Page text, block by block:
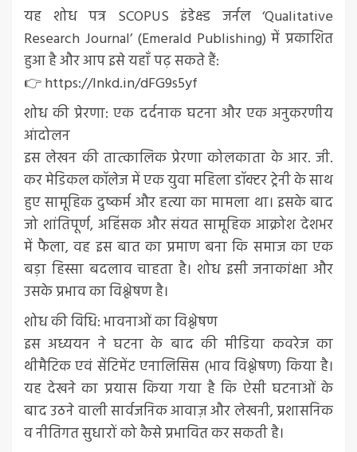
यह शोध पत्र SCOPUS इंडेक्स्ड जर्नल ‘Qualitative
Research Journal’ (Emerald Publishing) में प्रकाशित
हुआ है और आप इसे यहाँ पढ़ सकते हैं:
👉 https://lnkd.in/dFG9s5yf
शोध की प्रेरणा: एक दर्दनाक घटना और एक अनुकरणीय
आंदोलन
इस लेखन की तात्कालिक प्रेरणा कोलकाता के आर. जी.
कर मेडिकल कॉलेज में एक युवा महिला डॉक्टर ट्रेनी के साथ
हुए सामूहिक दुष्कर्म और हत्या का मामला था। इसके बाद
जो शांतिपूर्ण, अहिंसक और संयत सामूहिक आक्रोश देशभर
में फैला, वह इस बात का प्रमाण बना कि समाज का एक
बड़ा हिस्सा बदलाव चाहता है। शोध इसी जनाकांक्षा और
उसके प्रभाव का विश्लेषण है।
शोध की विधि: भावनाओं का विश्लेषण
इस अध्ययन ने घटना के बाद की मीडिया कवरेज का
थीमैटिक एवं सेंटिमेंट एनालिसिस (भाव विश्लेषण) किया है।
यह देखने का प्रयास किया गया है कि ऐसी घटनाओं के
बाद उठने वाली सार्वजनिक आवाज़ और लेखनी, प्रशासनिक
व नीतिगत सुधारों को कैसे प्रभावित कर सकती है।